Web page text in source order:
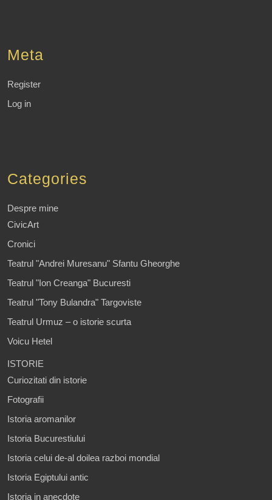
Meta
Register
Log in
Categories
Despre mine
CivicArt
Cronici
Teatrul "Andrei Muresanu" Sfantu Gheorghe
Teatrul "Ion Creanga" Bucuresti
Teatrul "Tony Bulandra" Targoviste
Teatrul Urmuz – o istorie scurta
Voicu Hetel
ISTORIE
Curiozitati din istorie
Fotografii
Istoria aromanilor
Istoria Bucurestiului
Istoria celui de-al doilea razboi mondial
Istoria Egiptului antic
Istoria in anecdote